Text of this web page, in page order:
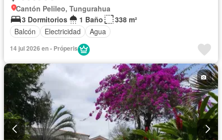
Cantón Pelileo, Tungurahua
3 Dormitorios
1 Baño
338 m²
Balcón
Electricidad Agua
14 jul 2026 en - Próperis